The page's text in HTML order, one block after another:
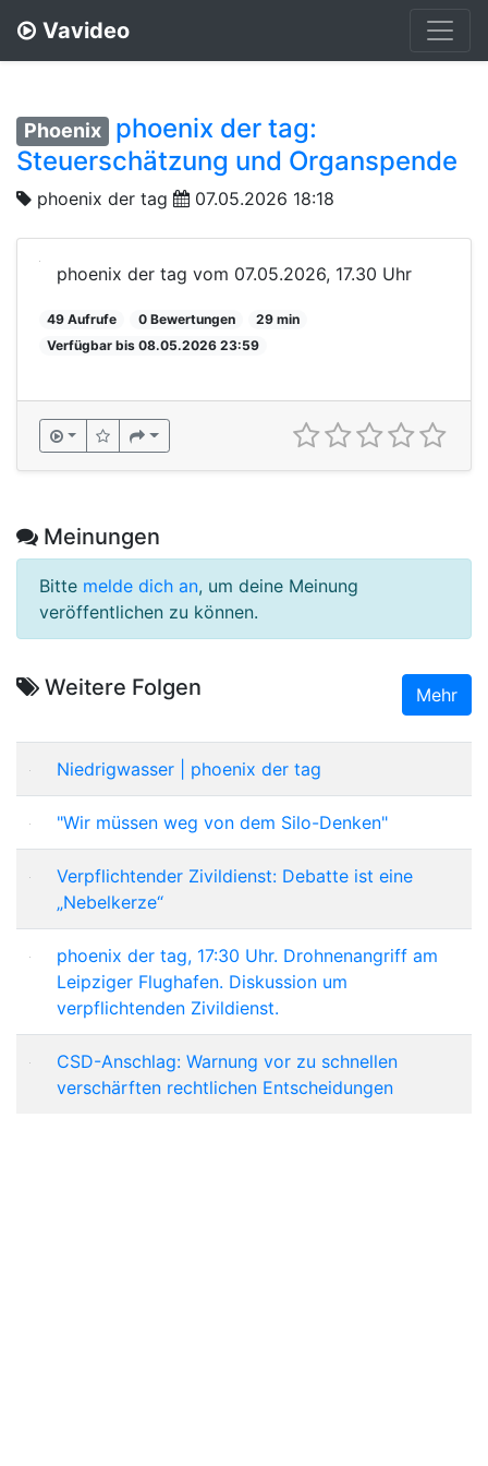
Vavideo
Phoenix
phoenix der tag:
Steuerschätzung und Organspende
phoenix der tag 07.05.2026 18:18
phoenix der tag vom 07.05.2026, 17.30 Uhr
49 Aufrufe 0 Bewertungen
29 min
Verfügbar bis 08.05.2026 23:59
Meinungen
Bitte melde dich an, um deine Meinung
veröffentlichen zu können.
Weitere Folgen Mehr
Niedrigwasser | phoenix der tag
"Wir müssen weg von dem Silo-Denken"
Verpflichtender Zivildienst: Debatte ist eine
„Nebelkerze“
phoenix der tag, 17:30 Uhr. Drohnenangriff am
Leipziger Flughafen. Diskussion um
verpflichtenden Zivildienst.
CSD-Anschlag: Warnung vor zu schnellen
verschärften rechtlichen Entscheidungen